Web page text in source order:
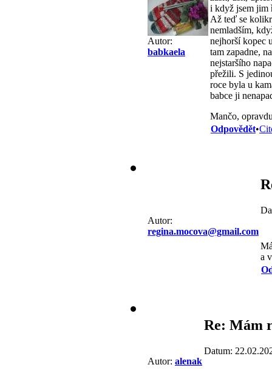
Autor:
babkaela
i když jsem jim
Až teď se
nemladším,
nejhorší kopec
tam zapadne,
nejstaršího
přežili. S
roce byla u
babce ji
Mančo,
Odpovědět•
Autor:
regina.mocova@gmail.com
a
Autor: alenak
Re: Mám
Datum: